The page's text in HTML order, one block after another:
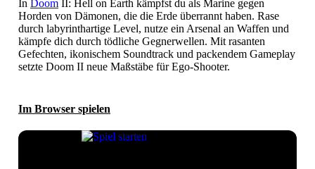
In Doom II: Hell on Earth kämpfst du als Marine gegen
Horden von Dämonen, die die Erde überrannt haben. Rase
durch labyrinthartige Level, nutze ein Arsenal an Waffen und
kämpfe dich durch tödliche Gegnerwellen. Mit rasanten
Gefechten, ikonischem Soundtrack und packendem Gameplay
setzte Doom II neue Maßstäbe für Ego-Shooter.
Im Browser spielen